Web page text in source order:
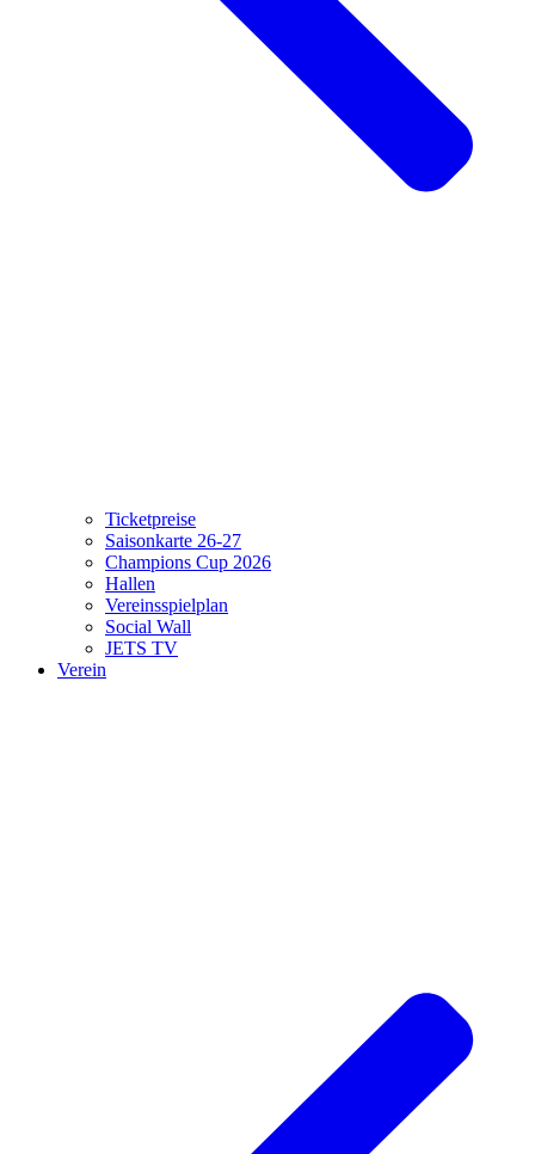
Ticketpreise
Saisonkarte 26-27
Champions Cup 2026
Hallen
Vereinsspielplan
Social Wall
JETS TV
Verein